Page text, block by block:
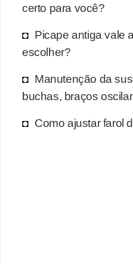
certo para você?
Picape antiga vale
escolher?
Manutenção da
buchas, braços
Como ajustar farol